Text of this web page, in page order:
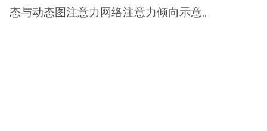
态与动态图注意力网络注意力倾向示意。